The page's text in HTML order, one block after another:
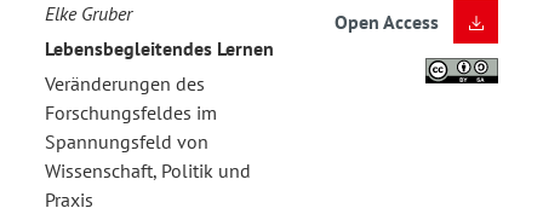
Elke Gruber
Lebensbegleitendes Lernen
Veränderungen des
Forschungsfeldes im
Spannungsfeld von
Wissenschaft, Politik und
Praxis
Open Access